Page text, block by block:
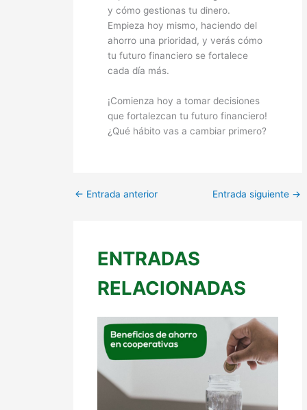
y cómo gestionas tu dinero.
Empieza hoy mismo, haciendo del
ahorro una prioridad, y verás cómo
tu futuro financiero se fortalece
cada día más.
¡Comienza hoy a tomar decisiones
que fortalezcan tu futuro financiero!
¿Qué hábito vas a cambiar primero?
← Entrada anterior Entrada siguiente →
ENTRADAS
RELACIONADAS